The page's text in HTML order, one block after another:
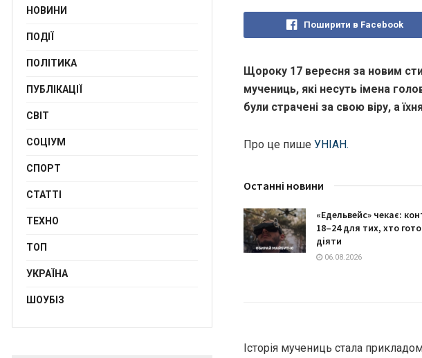
Поширити в Facebook
Щороку 17 вересня за новим
мучениць, які несуть імена
були страчені за свою віру, а
Про це пише УНІАН.
Останні новини
«Едельвейс» чекає:
18–24 для тих, хто
діяти
06.08.2026
Історія мучениць стала
НОВИНИ
ПОДІЇ
ПОЛІТИКА
ПУБЛІКАЦІЇ
СВІТ
СОЦІУМ
СПОРТ
СТАТТІ
ТЕХНО
ТОП
УКРАЇНА
ШОУБІЗ